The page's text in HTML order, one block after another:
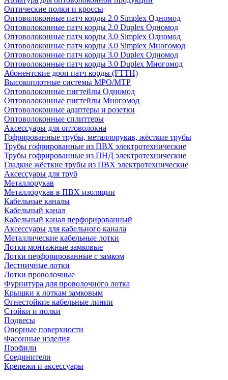
Оптические полки и кроссы
Оптоволоконные патч корды 2.0 Simplex Одномод
Оптоволоконные патч корды 2.0 Duplex Одномод
Оптоволоконные патч корды 3.0 Simplex Одномод
Оптоволоконные патч корды 3.0 Simplex Многомод
Оптоволоконные патч корды 3.0 Duplex Одномод
Оптоволоконные патч корды 3.0 Duplex Многомод
Абонентские дроп патч корды (FTTH)
Высокоплотные системы MPO/MTP
Оптоволоконные пигтейлы Одномод
Оптоволоконные пигтейлы Многомод
Оптоволоконные адаптеры и розетки
Оптоволоконные сплиттеры
Аксессуары для оптоволокна
Гофрированные трубы, металлорукав, жёсткие трубы
Трубы гофрированные из ПВХ электротехнические
Трубы гофрированные из ПНД электротехнические
Гладкие жёсткие трубы из ПВХ электротехнические
Аксессуары для труб
Металлорукав
Металлорукав в ПВХ изоляции
Кабельные каналы
Кабельный канал
Кабельный канал перфорированный
Аксессуары для кабельного канала
Металлические кабельные лотки
Лотки монтажные замковые
Лотки перфорированные с замком
Лестничные лотки
Лотки проволочные
Фурнитура для проволочного лотка
Крышки к лоткам замковым
Огнестойкие кабельные линии
Стойки и полки
Подвесы
Опорные поверхности
Фасонные изделия
Профили
Соединители
Крепежи и аксессуары